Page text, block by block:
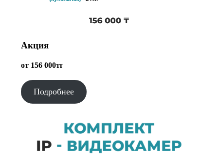
Акция
от 156 000тг
Подробнее